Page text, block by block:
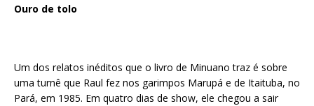
Ouro de tolo
Um dos relatos inéditos que o livro de Minuano traz é sobre
uma turnê que Raul fez nos garimpos Marupá e de Itaituba, no
Pará, em 1985. Em quatro dias de show, ele chegou a sair